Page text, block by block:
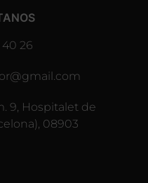
40 26
9, Hospitalet de
08903